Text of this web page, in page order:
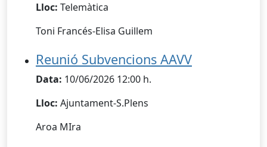
Lloc: Telemàtica
Toni Francés-Elisa Guillem
Reunió Subvencions AAVV
Data: 10/06/2026 12:00 h.
Lloc: Ajuntament-S.Plens
Aroa MIra